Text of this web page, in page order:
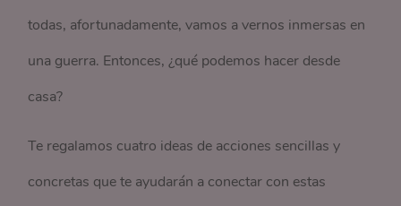
todas, afortunadamente, vamos a vernos inmersas en
una guerra. Entonces, ¿qué podemos hacer desde
casa?
Te regalamos cuatro ideas de acciones sencillas y
concretas que te ayudarán a conectar con estas